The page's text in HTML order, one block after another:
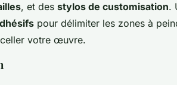
, et des stylos de customisation.
pour délimiter les zones à
votre œuvre.